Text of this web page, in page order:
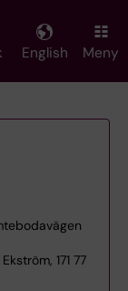
English Meny
171 77